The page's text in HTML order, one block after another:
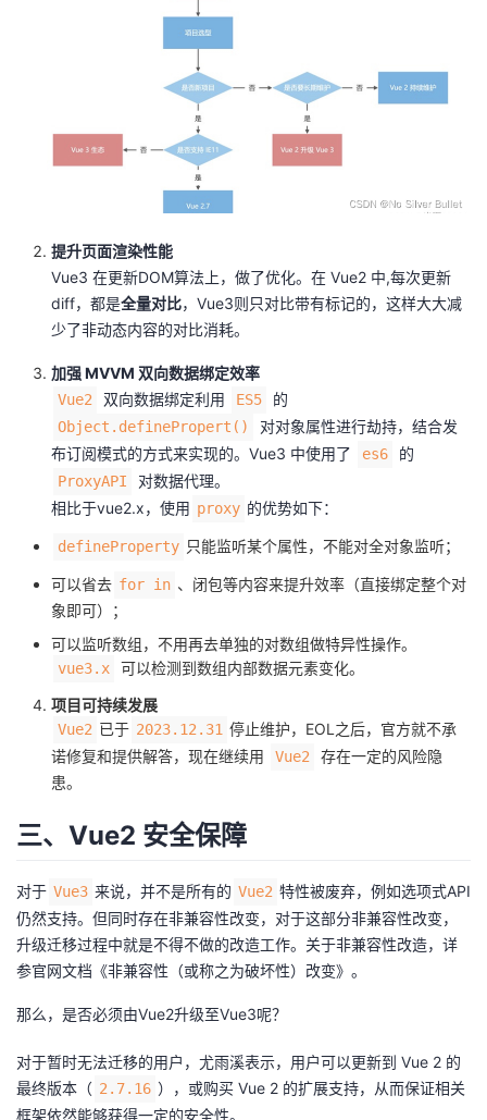
提升页面渲染性能
Vue3 在更新DOM算法上，做了优化。在 Vue2 中,每次更新
diff，都是全量对比，Vue3则只对比带有标记的，这样大大减
少了非动态内容的对比消耗。
加强 MVVM 双向数据绑定效率
Vue2 双向数据绑定利用 ES5 的
Object.definePropert()
对对象属性进行劫持，结合发
布订阅模式的方式来实现的。Vue3 中使用了
es6 的
ProxyAPI
对数据代理。
相比于vue2.x，使用 proxy 的优势如下：
defineProperty 只能监听某个属性，不能对全对象监听；
可以省去 for in 、闭包等内容来提升效率（直接绑定整个对
象即可）；
可以监听数组，不用再去单独的对数组做特异性操作。
vue3.x
可以检测到数组内部数据元素变化。
项目可持续发展
Vue2 已于 2023.12.31 停止维护，EOL之后，官方就不承
诺修复和提供解答，现在继续用
Vue2
存在一定的风险隐
患。
三、Vue2 安全保障
对于 Vue3 来说，并不是所有的 Vue2 特性被废弃，例如选项式API
仍然支持。但同时存在非兼容性改变，对于这部分非兼容性改变，
升级迁移过程中就是不得不做的改造工作。关于非兼容性改造，详
参官网文档《非兼容性（或称之为破坏性）改变》。
那么，是否必须由Vue2升级至Vue3呢？
对于暂时无法迁移的用户，尤雨溪表示，用户可以更新到 Vue 2 的
最终版本（ 2.7.16 ），或购买 Vue 2 的扩展支持，从而保证相关
框架依然能够获得一定的安全性。